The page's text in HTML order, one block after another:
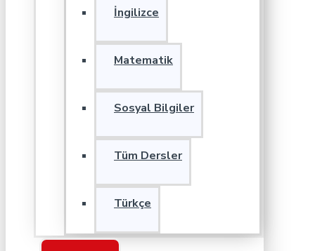
İngilizce
Matematik
Sosyal Bilgiler
Tüm Dersler
Türkçe